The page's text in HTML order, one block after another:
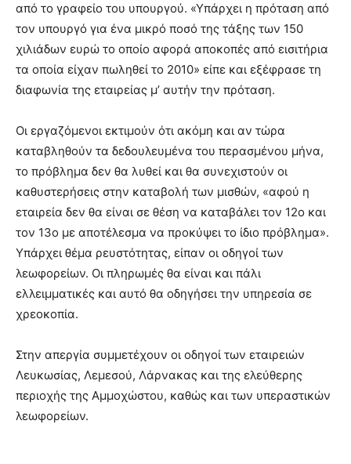
από το γραφείο του υπουργού. «Υπάρχει η πρόταση από
τον υπουργό για ένα μικρό ποσό της τάξης των 150
χιλιάδων ευρώ το οποίο αφορά αποκοπές από εισιτήρια
τα οποία είχαν πωληθεί το 2010» είπε και εξέφρασε τη
διαφωνία της εταιρείας μ’ αυτήν την πρόταση.
Οι εργαζόμενοι εκτιμούν ότι ακόμη και αν τώρα
καταβληθούν τα δεδουλευμένα του περασμένου μήνα,
το πρόβλημα δεν θα λυθεί και θα συνεχιστούν οι
καθυστερήσεις στην καταβολή των μισθών, «αφού η
εταιρεία δεν θα είναι σε θέση να καταβάλει τον 12ο και
τον 13ο με αποτέλεσμα να προκύψει το ίδιο πρόβλημα».
Υπάρχει θέμα ρευστότητας, είπαν οι οδηγοί των
λεωφορείων. Οι πληρωμές θα είναι και πάλι
ελλειμματικές και αυτό θα οδηγήσει την υπηρεσία σε
χρεοκοπία.
Στην απεργία συμμετέχουν οι οδηγοί των εταιρειών
Λευκωσίας, Λεμεσού, Λάρνακας και της ελεύθερης
περιοχής της Αμμοχώστου, καθώς και των υπεραστικών
λεωφορείων.